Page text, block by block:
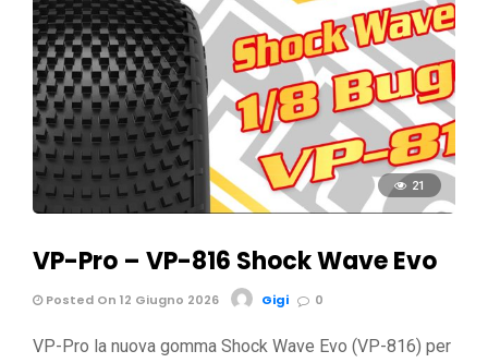
21
VP-Pro – VP-816 Shock Wave Evo
Posted On 12 Giugno 2026 Gigi 0
VP-Pro la nuova gomma Shock Wave Evo (VP-816) per